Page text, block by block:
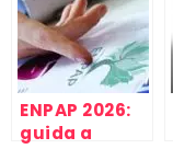
Usate
ENPAP 2026:
guida a